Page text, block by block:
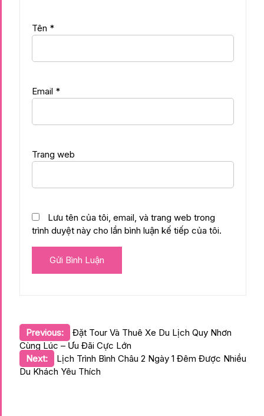
Tên *
Email *
Trang web
Lưu tên của tôi, email, và trang web trong
trình duyệt này cho lần bình luận kế tiếp của tôi.
Điều
hướng
bài
Previous:
Đặt Tour Và Thuê Xe Du Lịch Quy Nhơn
Cùng Lúc – Ưu Đãi Cực Lớn
Next:
Lịch Trình Bình Châu 2 Ngày 1 Đêm Được Nhiều
Du Khách Yêu Thích